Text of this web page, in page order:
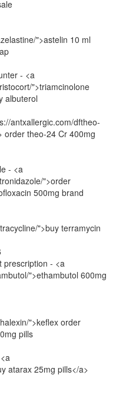
">astelin 10 ml
- <a
">triamcinolone
albuterol
antxallergic.com/dftheo-
order theo-24 Cr 400mg
- <a
">order
500mg brand
">buy terramycin
prescription - <a
">ethambutol 600mg
">keflex order
pills
atarax 25mg pills</a>